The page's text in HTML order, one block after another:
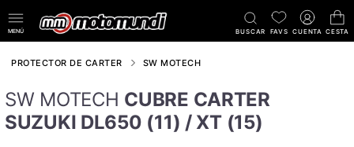
MENÚ BUSCAR FAVS CUENTA CESTA
PROTECTOR DE CARTER SW MOTECH
SW MOTECH CUBRE CARTER
SUZUKI DL650 (11) / XT (15)